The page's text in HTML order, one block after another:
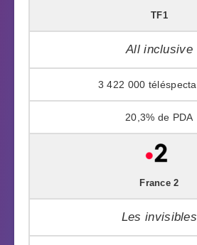
TF1
All inclusive
3 422 000
20,3%
France 2
Les invisibles